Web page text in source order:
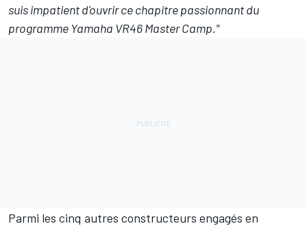
suis impatient d'ouvrir ce chapitre passionnant du
programme Yamaha VR46 Master Camp."
Parmi les cinq autres constructeurs engagés en